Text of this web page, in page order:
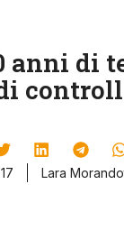
anni di
Lara